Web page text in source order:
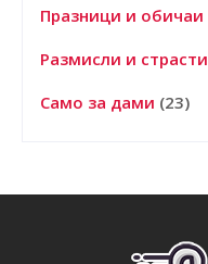
Празници и обичаи
Размисли и страсти
Само за дами (23)